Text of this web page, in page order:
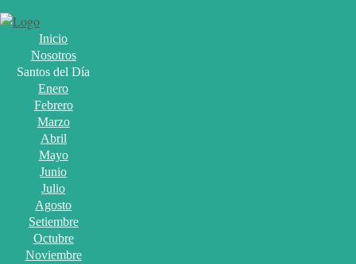
Inicio
Nosotros
Santos del Día
Enero
Febrero
Marzo
Abril
Mayo
Junio
Julio
Agosto
Setiembre
Octubre
Noviembre